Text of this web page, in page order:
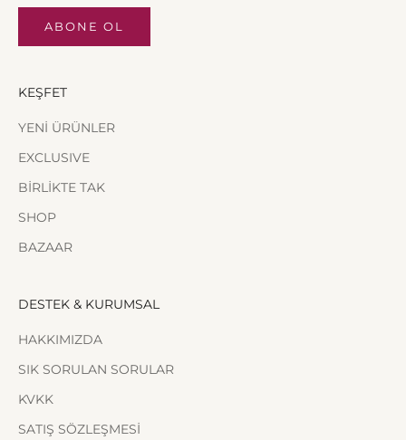
ABONE OL
KEŞFET
YENİ ÜRÜNLER
EXCLUSIVE
BİRLİKTE TAK
SHOP
BAZAAR
DESTEK & KURUMSAL
HAKKIMIZDA
SIK SORULAN SORULAR
KVKK
SATIŞ SÖZLEŞMESİ